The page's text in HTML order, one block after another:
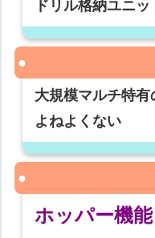
ドリル格納ユニ
大規模マルチ特
よねよくない
ホッパー機